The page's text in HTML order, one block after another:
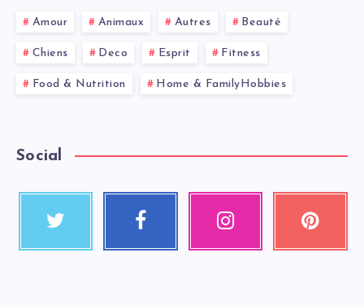
Amour Animaux Autres Beauté
Chiens Deco Esprit Fitness
Food & Nutrition Home & FamilyHobbies
Social